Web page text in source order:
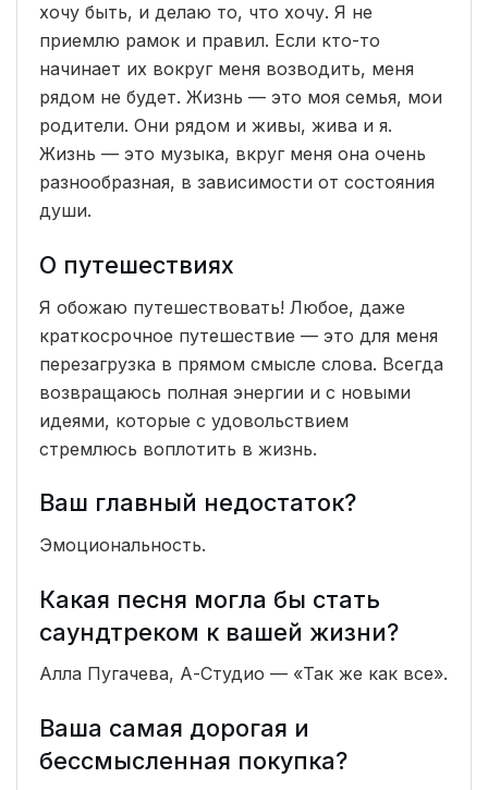
хочу быть, и делаю то, что хочу. Я не
приемлю рамок и правил. Если кто-то
начинает их вокруг меня возводить, меня
рядом не будет. Жизнь — это моя семья, мои
родители. Они рядом и живы, жива и я.
Жизнь — это музыка, вкруг меня она очень
разнообразная, в зависимости от состояния
души.
О путешествиях
Я обожаю путешествовать! Любое, даже
краткосрочное путешествие — это для меня
перезагрузка в прямом смысле слова. Всегда
возвращаюсь полная энергии и с новыми
идеями, которые с удовольствием
стремлюсь воплотить в жизнь.
Ваш главный недостаток?
Эмоциональность.
Какая песня могла бы стать
саундтреком к вашей жизни?
Алла Пугачева, А-Студио — «Так же как все».
Ваша самая дорогая и
бессмысленная покупка?